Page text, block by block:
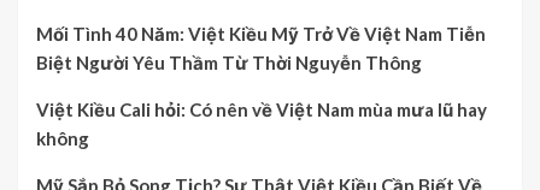
Mối Tình 40 Năm: Việt Kiều Mỹ Trở Về Việt Nam Tiễn
Biệt Người Yêu Thầm Từ Thời Nguyễn Thông
Việt Kiều Cali hỏi: Có nên về Việt Nam mùa mưa lũ hay
không
Mỹ Sắp Bỏ Song Tịch? Sự Thật Việt Kiều Cần Biết Về